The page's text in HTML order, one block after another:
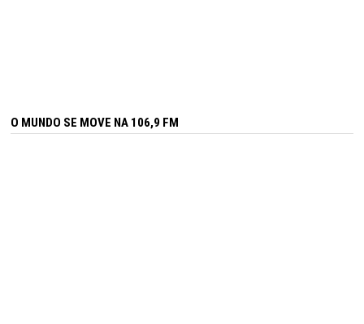
O MUNDO SE MOVE NA 106,9 FM